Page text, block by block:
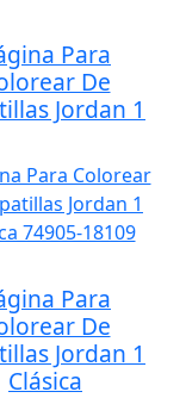
Para
De
Jordan 1
Para
De
Jordan 1
Clásica